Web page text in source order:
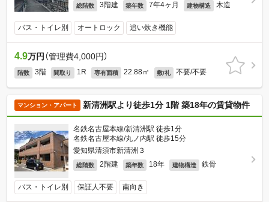
総階数 3階建 築年数 7年4ヶ月 建物構造 木造
バス・トイレ別 オートロック 追い炊き機能
4.9万円 （管理費4,000円）
階数 3階 間取り 1R 専有面積 22.88㎡ 敷/礼 不要/不要
マンション・アパート 新清洲駅より徒歩1分 1階 築18年の賃貸物件
名鉄名古屋本線/新清洲駅 徒歩1分
名鉄名古屋本線/丸ノ内駅 徒歩15分
愛知県清須市新清洲３
総階数 2階建 築年数 18年 建物構造 鉄骨
バス・トイレ別 保証人不要 南向き